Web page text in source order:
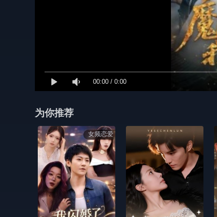
00:00 / 0:00
为你推荐
女频恋爱